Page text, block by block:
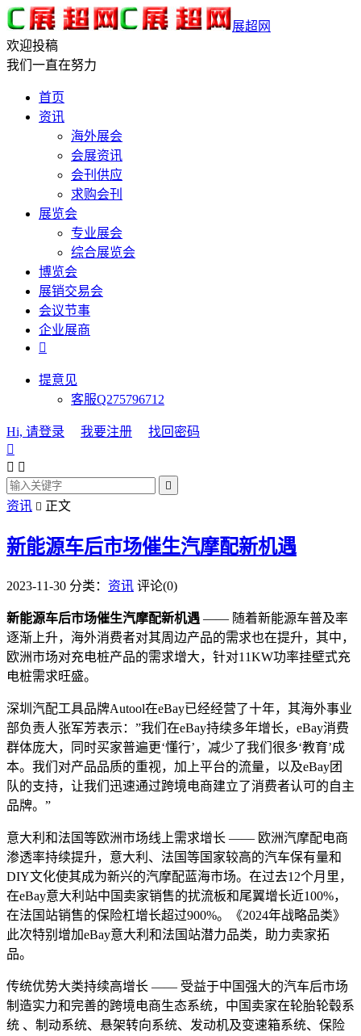
展超网
欢迎投稿
我们一直在努力
首页
资讯
海外展会
会展资讯
会刊供应
求购会刊
展览会
专业展会
综合展览会
博览会
展销交易会
会议节事
企业展商

提意见
客服Q275796712
Hi, 请登录 我要注册
找回密码

 

资讯  正文
新能源车后市场催生汽摩配新机遇
2023-11-30 分类： 资讯 评论(0)
新能源车后市场催生汽摩配新机遇 —— 随着新能源车普及率
逐渐上升，海外消费者对其周边产品的需求也在提升，其中，
欧洲市场对充电桩产品的需求增大，针对11KW功率挂壁式充
电桩需求旺盛。
深圳汽配工具品牌Autool在eBay已经经营了十年，其海外事业
部负责人张军芳表示：”我们在eBay持续多年增长，eBay消费
群体庞大，同时买家普遍更‘懂行’，减少了我们很多‘教育’成
本。我们对产品品质的重视，加上平台的流量，以及eBay团
队的支持，让我们迅速通过跨境电商建立了消费者认可的自主
品牌。”
意大利和法国等欧洲市场线上需求增长 —— 欧洲汽摩配电商
渗透率持续提升，意大利、法国等国家较高的汽车保有量和
DIY文化使其成为新兴的汽摩配蓝海市场。在过去12个月里，
在eBay意大利站中国卖家销售的扰流板和尾翼增长近100%，
在法国站销售的保险杠增长超过900%。《2024年战略品类》
此次特别增加eBay意大利和法国站潜力品类，助力卖家拓
品。
传统优势大类持续高增长 —— 受益于中国强大的汽车后市场
制造实力和完善的跨境电商生态系统，中国卖家在轮胎轮毂系
统 、制动系统、悬架转向系统、发动机及变速箱系统、保险